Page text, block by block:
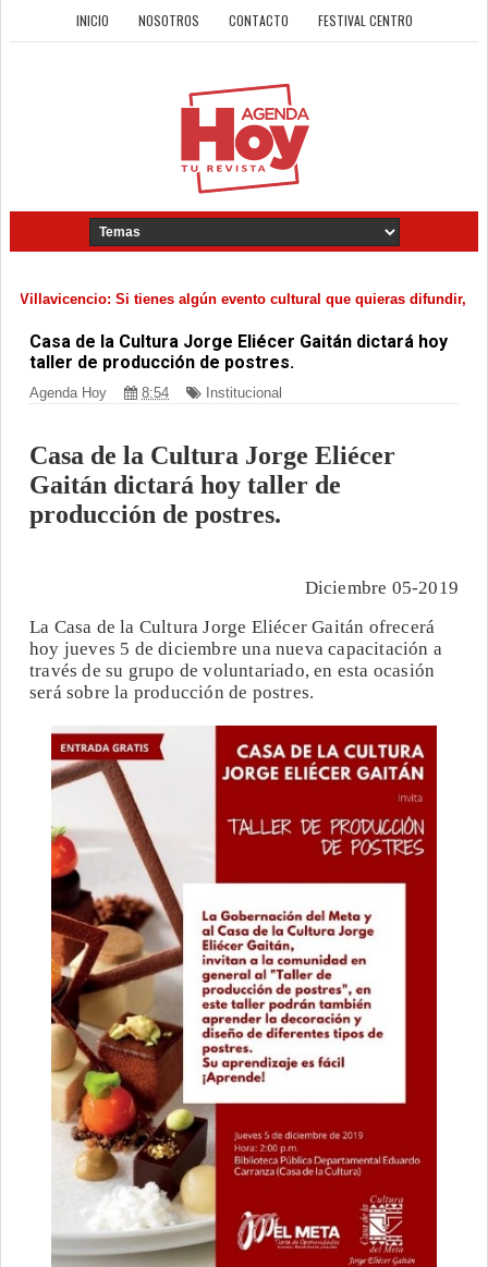
INICIO NOSOTROS CONTACTO FESTIVAL CENTRO
Si tienes algún evento cultural que quieras difundir,
Casa de la Cultura Jorge Eliécer Gaitán dictará hoy
taller de producción de postres.
Agenda Hoy 8:54 Institucional
Casa de la Cultura Jorge Eliécer
Gaitán dictará hoy taller de
producción de postres.
Diciembre 05-2019
La Casa de la Cultura Jorge Eliécer Gaitán ofrecerá
hoy jueves 5 de diciembre una nueva capacitación a
través de su grupo de voluntariado, en esta ocasión
será sobre la producción de postres.